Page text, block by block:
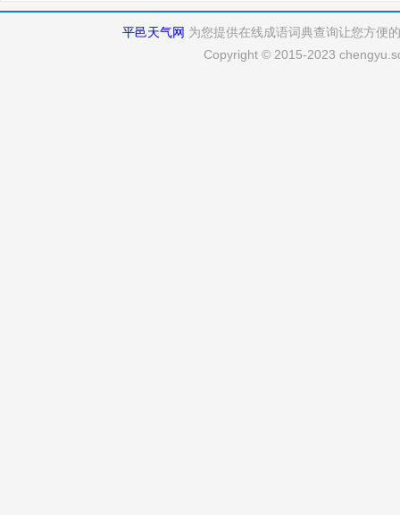
平邑天气网 为您提供在线成语词典查询让您方便
Copyright © 2015-2023